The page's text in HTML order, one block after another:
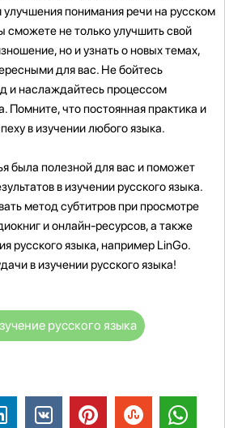
понимания речи на русском
не только улучшить свой
но и узнать о новых темах,
для вас. Не бойтесь
и наслаждайтесь процессом
Помните, что постоянная практика и
в изучении любого языка.
была полезной для вас и поможет
в изучении русского языка.
метод субтитров при просмотре
и онлайн-ресурсов, а также
русского языка, например LinGo.
в изучении русского языка!
русского языка